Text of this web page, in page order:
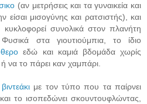
(αν μετρήσεις και τα γυναικεία και
είσαι μισογύνης και ρατσιστής), και
συνολικά στον πλανήτη
στα γιουτιούμπια, το ίδιο
εδώ και καμιά βδομάδα χωρίς
να το πάρει καν χαμπάρι.
βιντεάκιμε τον τύπο που τα παίρνει
το ισοπεδώνει σκουντουφλώντας,